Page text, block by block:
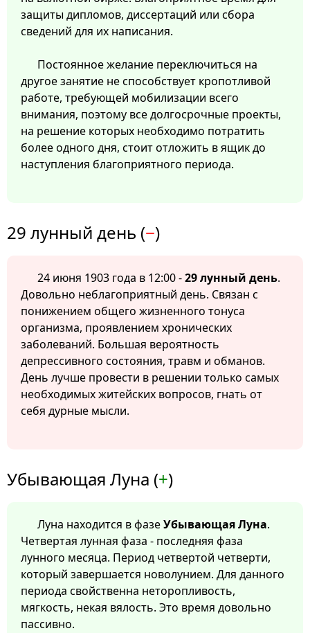
защиты дипломов, диссертаций или сбора
сведений для их написания.
Постоянное желание переключиться на
другое занятие не способствует кропотливой
работе, требующей мобилизации всего
внимания, поэтому все долгосрочные проекты,
на решение которых необходимо потратить
более одного дня, стоит отложить в ящик до
наступления благоприятного периода.
29 лунный день (−)
24 июня 1903 года в 12:00 -29 лунный день.
Довольно неблагоприятный день. Связан с
понижением общего жизненного тонуса
организма, проявлением хронических
заболеваний. Большая вероятность
депрессивного состояния, травм и обманов.
День лучше провести в решении только самых
необходимых житейских вопросов, гнать от
себя дурные мысли.
Убывающая Луна (+)
Луна находится в фазеУбывающая Луна.
Четвертая лунная фаза - последняя фаза
лунного месяца. Период четвертой четверти,
который завершается новолунием. Для данного
периода свойственна неторопливость,
мягкость, некая вялость. Это время довольно
пассивно.